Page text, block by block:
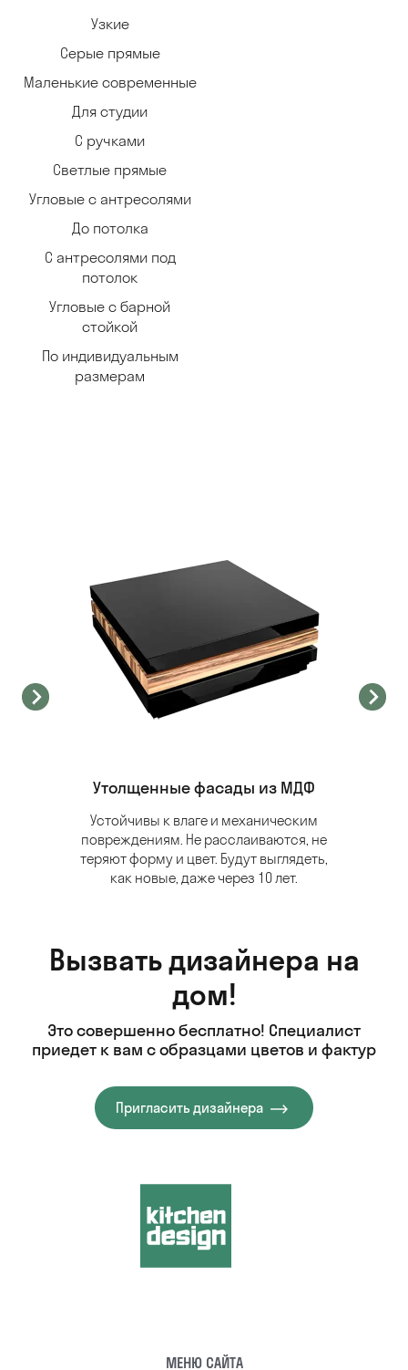
Узкие
Серые прямые
Маленькие современные
Для студии
С ручками
Светлые прямые
Угловые с антресолями
До потолка
С антресолями под
потолок
Угловые с барной
стойкой
По индивидуальным
размерам
Утолщенные фасады из МДФ
Устойчивы к влаге и механическим
повреждениям. Не расслаиваются, не
теряют форму и цвет. Будут выглядеть,
как новые, даже через 10 лет.
Вызвать дизайнера на
дом!
Это совершенно бесплатно! Специалист
приедет к вам с образцами цветов и фактур
Пригласить дизайнера
МЕНЮ САЙТА